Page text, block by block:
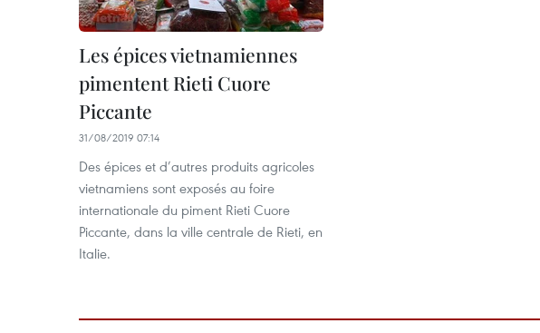
Les épices vietnamiennes
pimentent Rieti Cuore
Piccante
31/08/2019 07:14
Des épices et d’autres produits agricoles
vietnamiens sont exposés au foire
internationale du piment Rieti Cuore
Piccante, dans la ville centrale de Rieti, en
Italie.